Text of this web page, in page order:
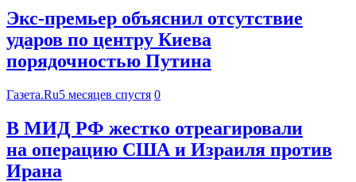
Экс-премьер объяснил отсутствие
ударов по центру Киева
порядочностью Путина
Газета.Ru5 месяцев спустя 0
В МИД РФ жестко отреагировали
на операцию США и Израиля против
Ирана